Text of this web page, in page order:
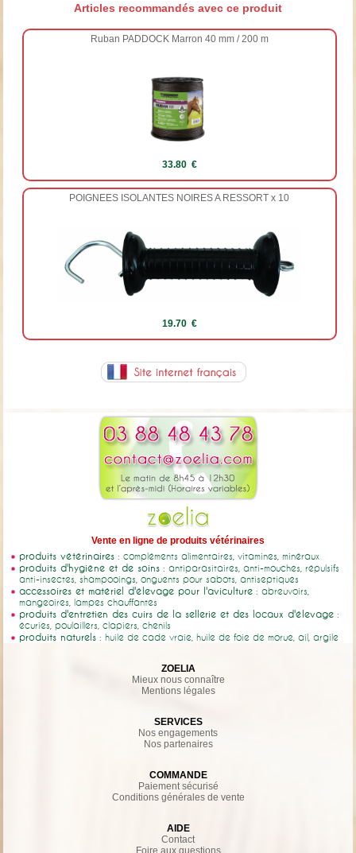
Articles recommandés avec ce produit
Ruban PADDOCK Marron 40 mm / 200 m
33.80 €
POIGNEES ISOLANTES NOIRES A RESSORT x 10
19.70 €
Vente en ligne de produits vétérinaires
produits vétérinaires : compléments alimentaires, vitamines, minéraux
produits d'hygiène et de soins : antiparasitaires, anti-mouches, répulsifs
anti-insectes, shampooings, onguents pour sabots, antiseptiques
accessoires et matériel d'élevage pour l'aviculture : abreuvoirs,
mangeoires, lampes chauffantes
produits d'entretien des cuirs de la sellerie et des locaux d'élevage :
écuries, poulaillers, clapiers, chenils
produits naturels : huile de cade vraie, huile de foie de morue, ail, argile
ZOELIA
Mieux nous connaître
Mentions légales
SERVICES
Nos engagements
Nos partenaires
COMMANDE
Paiement sécurisé
Conditions générales de vente
AIDE
Contact
Foire aux questions